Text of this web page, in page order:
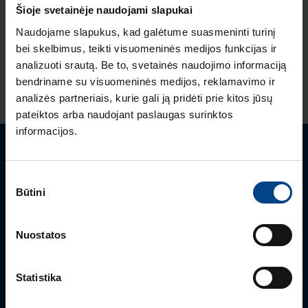
Šioje svetainėje naudojami slapukai
Naudojame slapukus, kad galėtume suasmeninti turinį
bei skelbimus, teikti visuomeninės medijos funkcijas ir
analizuoti srautą. Be to, svetainės naudojimo informaciją
bendriname su visuomeninės medijos, reklamavimo ir
analizės partneriais, kurie gali ją pridėti prie kitos jūsų
pateiktos arba naudojant paslaugas surinktos
informacijos.
pasirinkimas
Būtini
Nuostatos
Statistika
GAMINIAI
16.12.2025
Skaitymo laikas: 1 min
Naujas HAGER
instaliacinių kanalų ir
jų sistemų katalogas
ELEKTROS INSTALIACIJOS
2025 parodoje
RODYTI DAUGIAU STRAIPSNIŲ
Turite klausimų? Susisiekite
Mielai atsakysime į Jums aktualius klausimus.